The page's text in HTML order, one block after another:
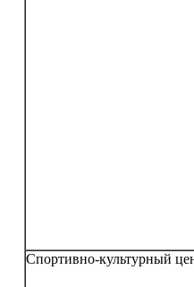
Спортивно-культурный